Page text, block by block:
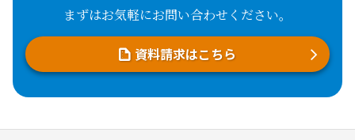
まずはお気軽にお問い合わせください。
資料請求はこちら